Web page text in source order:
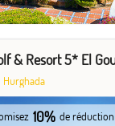
& Resort 5* El
Hurghada
10% de réduction